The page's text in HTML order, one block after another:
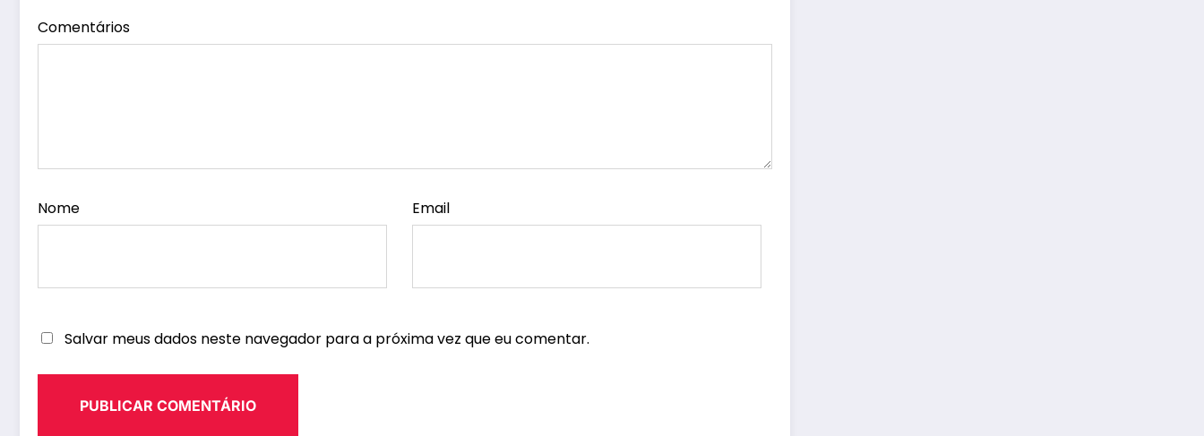
Comentários
Nome Email
Salvar meus dados neste navegador para a próxima vez que eu comentar.